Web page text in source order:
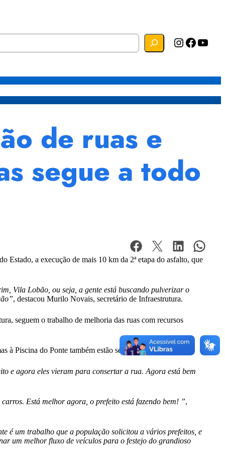
Instagram Facebook YouTube
de ruas e
segue a todo
Estado, a execução de mais 10 km da 2ª etapa do asfalto, que
Vila Lobão, ou seja, a gente está buscando pulverizar o
, destacou Murilo Novais, secretário de Infraestrutura.
seguem o trabalho de melhoria das ruas com recursos
Piscina do Ponte também estão sendo beneficiadas.
e agora eles vieram para consertar a rua. Agora está bem
Está melhor agora, o prefeito está fazendo bem! ”,
é um trabalho que a população solicitou a vários prefeitos, e
um melhor fluxo de veículos para o festejo do grandioso